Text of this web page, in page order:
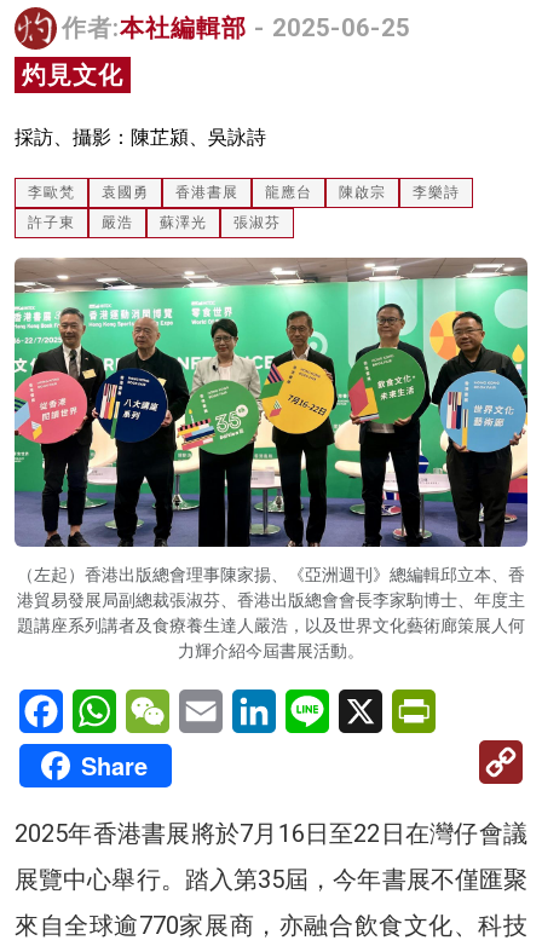
灼見活動
關於我們
作者:本社編輯部 - 2025-06-25
灼見文化
採訪、攝影：陳芷潁、吳詠詩
李歐梵 袁國勇 香港書展 龍應台 陳啟宗
李樂詩
許子東
嚴浩 蘇澤光 張淑芬
（左起）香港出版總會理事陳家揚、《亞洲週刊》總編輯邱立本、香
港貿易發展局副總裁張淑芬、香港出版總會會長李家駒博士、年度主
題講座系列講者及食療養生達人嚴浩，以及世界文化藝術廊策展人何
力輝介紹今屆書展活動。
FacebookWhatsAppWeChatEmail LinkedInLine X
Share
2025年香港書展將於7月16日至22日在灣仔會議
展覽中心舉行。踏入第35屆，今年書展不僅匯聚
來自全球逾770家展商，亦融合飲食文化、科技